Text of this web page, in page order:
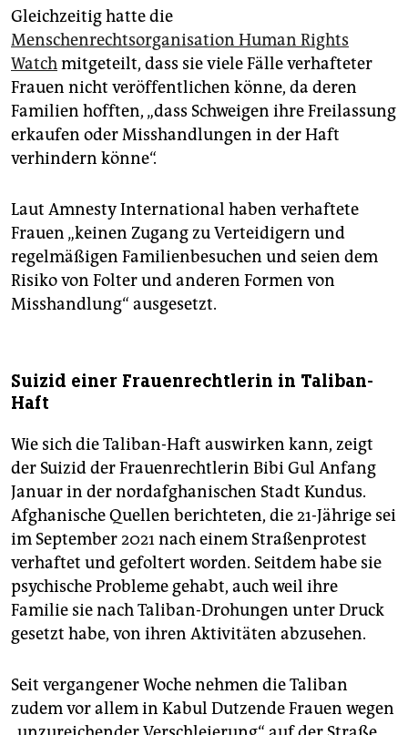
Gleichzeitig hatte die
Menschenrechtsorganisation Human Rights
Watchmitgeteilt, dass sie viele Fälle verhafteter
Frauen nicht veröffentlichen könne, da deren
Familien hofften, „dass Schweigen ihre Freilassung
erkaufen oder Misshandlungen in der Haft
verhindern könne“.
Laut Amnesty International haben verhaftete
Frauen „keinen Zugang zu Verteidigern und
regelmäßigen Familienbesuchen und seien dem
Risiko von Folter und anderen Formen von
Misshandlung“ ausgesetzt.
Suizid einer Frauenrechtlerin in Taliban-
Haft
Wie sich die Taliban-Haft auswirken kann, zeigt
der Suizid der Frauenrechtlerin Bi­bi Gul Anfang
Januar in der nordafghanischen Stadt Kundus.
Afghanische Quellen berichteten, die 21-Jährige sei
im September 2021 nach einem Straßenprotest
verhaftet und gefoltert worden. Seitdem habe sie
psychische Probleme gehabt, auch weil ihre
Familie sie nach Taliban-Drohungen unter Druck
gesetzt habe, von ihren Aktivitäten abzusehen.
Seit vergangener Woche nehmen die Taliban
zudem vor allem in Kabul Dutzende Frauen wegen